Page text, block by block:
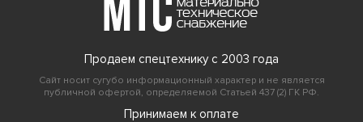
Продаем спецтехнику с 2003 года
Сайт носит сугубо информационный характер и не является
публичной офертой, определяемой Статьей 437 (2) ГК РФ.
Принимаем к оплате